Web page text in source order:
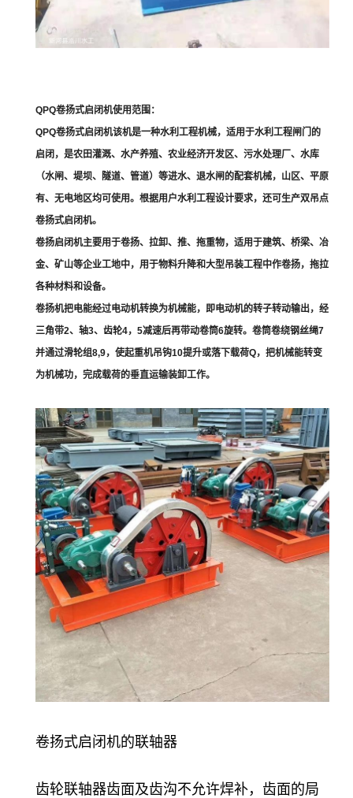
QPQ卷扬式启闭机使用范围：
QPQ卷扬式启闭机该机是一种水利工程机械，适用于水利工程闸门的
启闭，是农田灌溉、水产养殖、农业经济开发区、污水处理厂、水库
（水闸、堤坝、隧道、管道）等进水、退水闸的配套机械，山区、平原
有、无电地区均可使用。根据用户水利工程设计要求，还可生产双吊点
卷扬式启闭机。
卷扬启闭机主要用于卷扬、拉卸、推、拖重物，适用于建筑、桥梁、冶
金、矿山等企业工地中，用于物料升降和大型吊装工程中作卷扬，拖拉
各种材料和设备。
卷扬机把电能经过电动机转换为机械能，即电动机的转子转动输出，经
三角带2、轴3、齿轮4，5减速后再带动卷筒6旋转。卷筒卷绕钢丝绳7
并通过滑轮组8,9，使起重机吊钩10提升或落下载荷Q，把机械能转变
为机械功，完成载荷的垂直运输装卸工作。
卷扬式启闭机的联轴器
齿轮联轴器齿面及齿沟不允许焊补，齿面的局